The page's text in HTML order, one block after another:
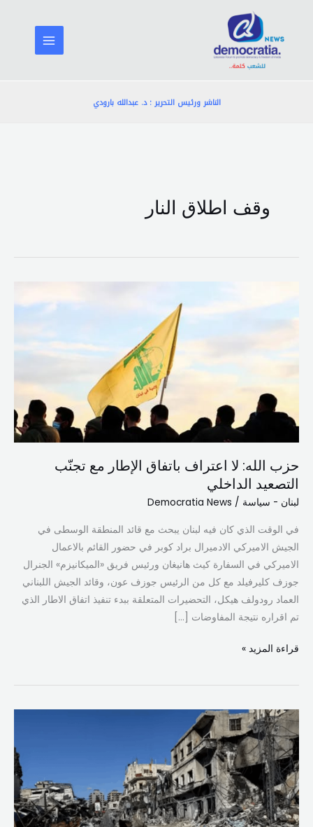
المحتوى
الناشر ورئيس التحرير : د. عبدالله بارودي
وقف اطلاق النار
حزب الله: لا اعتراف باتفاق الإطار مع تجنّب
التصعيد الداخلي
لبنان - سياسة /
Democratia News
في الوقت الذي كان فيه لبنان يبحث مع قائد المنطقة الوسطى في
الجيش الاميركي الادميرال براد كوبر في حضور القائم بالاعمال
الاميركي في السفارة كيث هانيغان ورئيس فريق «الميكانيزم» الجنرال
جوزف كليرفيلد مع كل من الرئيس جوزف عون، وقائد الجيش اللبناني
العماد رودولف هيكل، التحضيرات المتعلقة ببدء تنفيذ اتفاق الاطار الذي
تم اقراره نتيجة المفاوضات […]
تجنّب
التصعيد
قراءة المزيد »
هآرتس:
إسرائيل
تحدد
ثلاث
بلدات
في
جنوب